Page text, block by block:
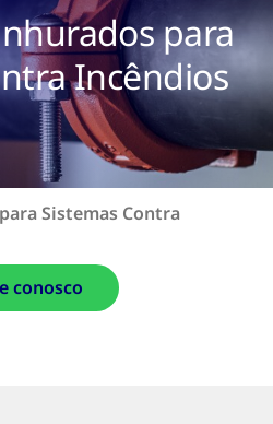
para
Incêndios
Sistemas Contra
conosco